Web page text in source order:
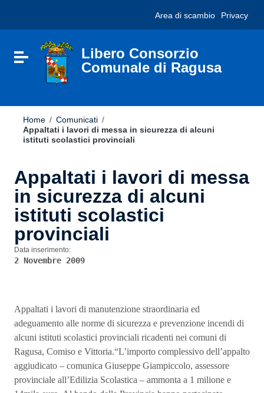
sito
include
Vai al footer
Area di scambio Privacy
Attiva / disattiva la navigazione
Libero Consorzio
Comunale di Ragusa
Home / Comunicati /
Appaltati i lavori di messa in sicurezza di alcuni
istituti scolastici provinciali
Appaltati i lavori di messa
in sicurezza di alcuni
istituti scolastici
provinciali
Data inserimento:
2 Novembre 2009
Appaltati i lavori di manutenzione straordinaria ed
adeguamento alle norme di sicurezza e prevenzione incendi di
alcuni istituti scolastici provinciali ricadenti nei comuni di
Ragusa, Comiso e Vittoria.“L’importo complessivo dell’appalto
aggiudicato – comunica Giuseppe Giampiccolo, assessore
provinciale all’Edilizia Scolastica – ammonta a 1 milione e